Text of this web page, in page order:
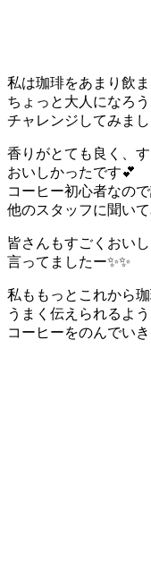
私は珈琲をあまり飲
ちょっと大人になろう
チャレンジしてみまし
香りがとても良く、す
おいしかったです💕
コーヒー初心者なの
他のスタッフに聞い
皆さんもすごくおいし
言ってましたー✨✨
私ももっとこれから
うまく伝えられるよ
コーヒーをのんでいき